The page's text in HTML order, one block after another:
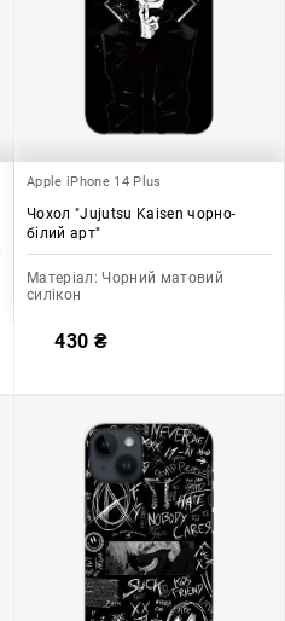
Apple iPhone 14 Plus
Чохол "Jujutsu Kaisen чорно-
білий арт"
Матеріал: Чорний матовий
силікон
430 ₴